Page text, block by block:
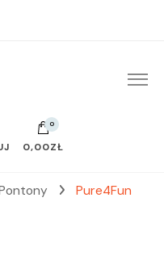
0
0,00ZŁ
Pure4Fun